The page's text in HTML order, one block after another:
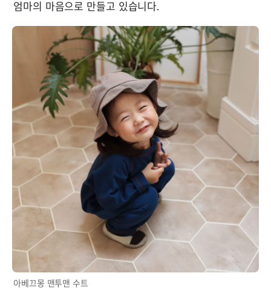
엄마의 마음으로 만들고 있습니다.
아베끄몽 맨투맨 수트